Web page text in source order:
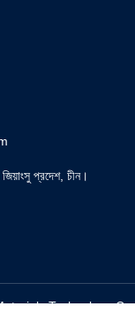
প্রদেশ, চীন।
Technology